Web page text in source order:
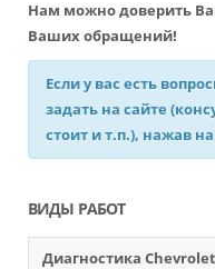
Нам можно доверить
Ваших обращений!
Если у вас есть
задать на сайте
стоит и т.п.), нажав
ВИДЫ РАБОТ
Диагностика Chevrolet